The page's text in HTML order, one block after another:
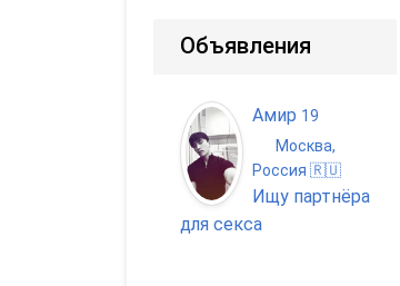
Объявления
Амир 19
Москва,
Россия 🇷🇺
Ищу партнёра
для секса